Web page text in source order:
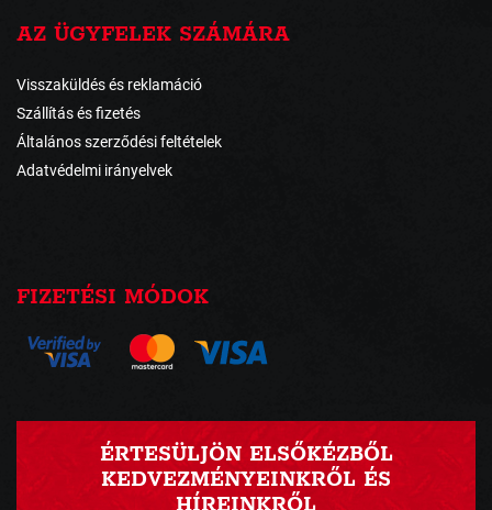
AZ ÜGYFELEK SZÁMÁRA
Visszaküldés és reklamáció
Szállítás és fizetés
Általános szerződési feltételek
Adatvédelmi irányelvek
FIZETÉSI MÓDOK
ÉRTESÜLJÖN ELSŐKÉZBŐL
KEDVEZMÉNYEINKRŐL ÉS